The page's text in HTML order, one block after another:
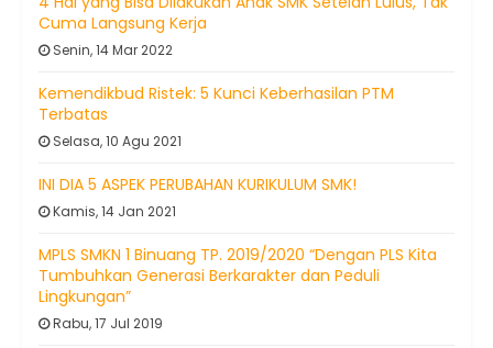
Cuma Langsung Kerja
Senin, 14 Mar 2022
Kemendikbud Ristek: 5 Kunci Keberhasilan PTM
Terbatas
Selasa, 10 Agu 2021
INI DIA 5 ASPEK PERUBAHAN KURIKULUM SMK!
Kamis, 14 Jan 2021
MPLS SMKN 1 Binuang TP. 2019/2020 “Dengan PLS Kita
Tumbuhkan Generasi Berkarakter dan Peduli
Lingkungan”
Rabu, 17 Jul 2019